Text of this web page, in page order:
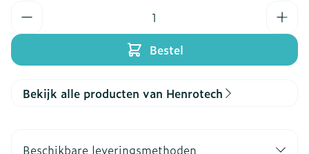
Bestel
Bekijk alle producten van Henrotech
Beschikbare leveringsmethoden